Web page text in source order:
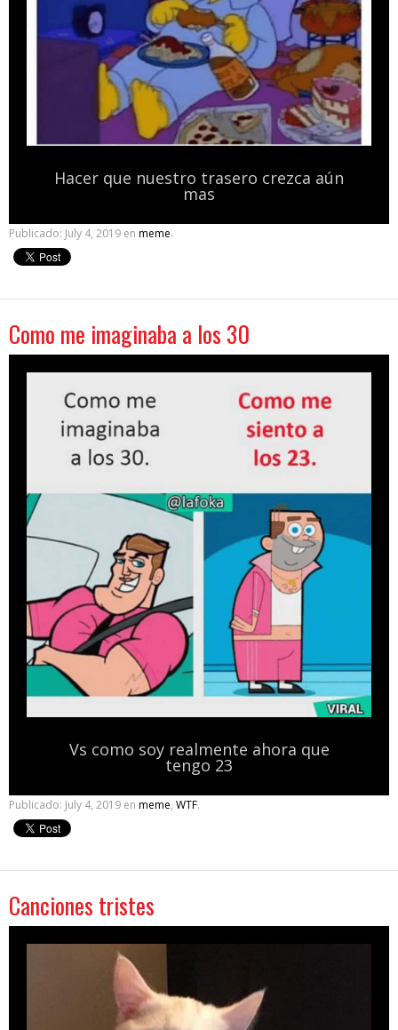
Hacer que nuestro trasero crezca aún
mas
Publicado: July 4, 2019 en meme.
Como me imaginaba a los 30
Vs como soy realmente ahora que
tengo 23
Publicado: July 4, 2019 en meme, WTF.
Canciones tristes